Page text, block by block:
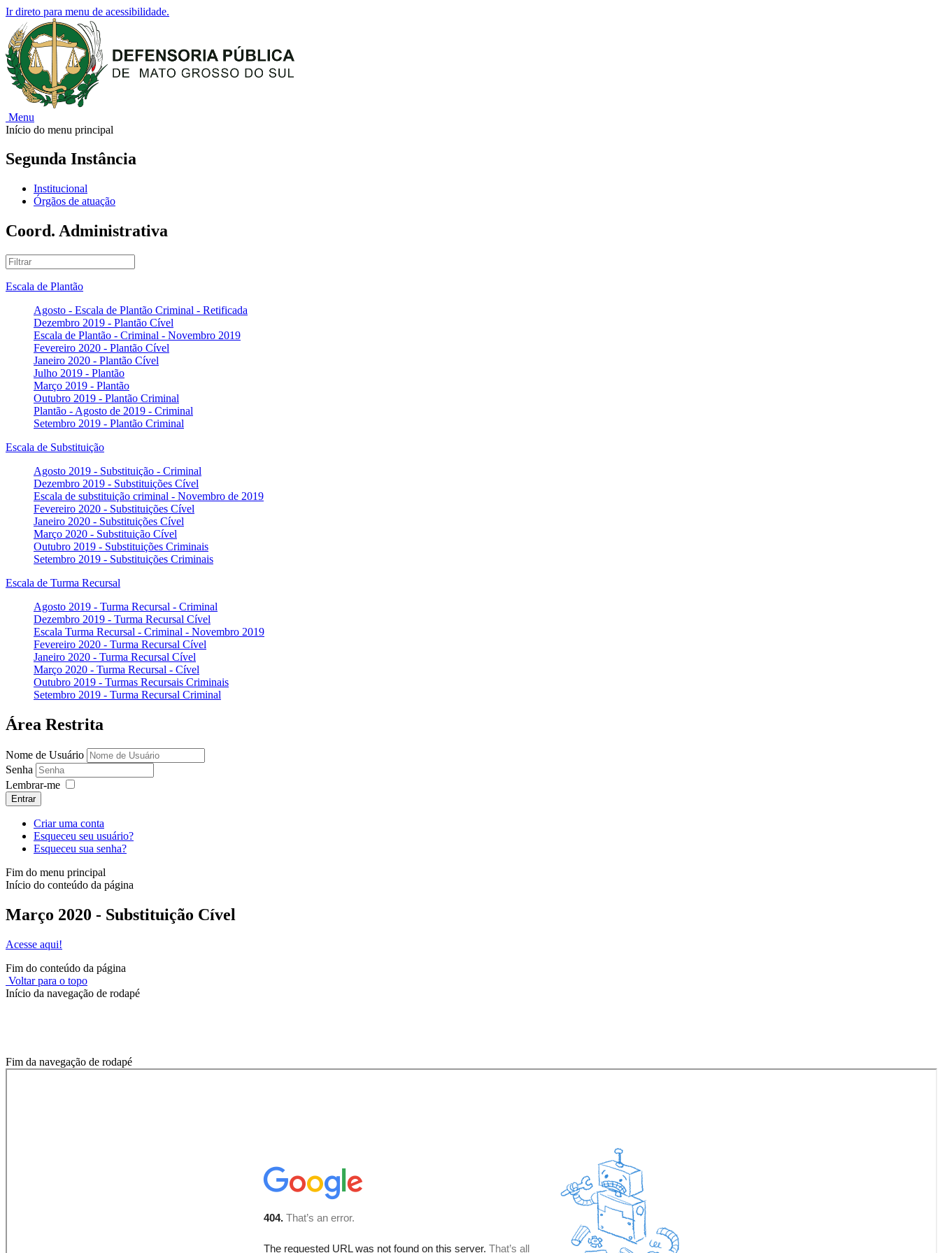
Ir direto para menu de acessibilidade.
Menu
Início do menu principal
Segunda Instância
Institucional
Órgãos de atuação
Coord. Administrativa
Escala de Plantão
Agosto - Escala de Plantão Criminal - Retificada
Dezembro 2019 - Plantão Cível
Escala de Plantão - Criminal - Novembro 2019
Fevereiro 2020 - Plantão Cível
Janeiro 2020 - Plantão Cível
Julho 2019 - Plantão
Março 2019 - Plantão
Outubro 2019 - Plantão Criminal
Plantão - Agosto de 2019 - Criminal
Setembro 2019 - Plantão Criminal
Escala de Substituição
Agosto 2019 - Substituição - Criminal
Dezembro 2019 - Substituições Cível
Escala de substituição criminal - Novembro de 2019
Fevereiro 2020 - Substituições Cível
Janeiro 2020 - Substituições Cível
Março 2020 - Substituição Cível
Outubro 2019 - Substituições Criminais
Setembro 2019 - Substituições Criminais
Escala de Turma Recursal
Agosto 2019 - Turma Recursal - Criminal
Dezembro 2019 - Turma Recursal Cível
Escala Turma Recursal - Criminal - Novembro 2019
Fevereiro 2020 - Turma Recursal Cível
Janeiro 2020 - Turma Recursal Cível
Março 2020 - Turma Recursal - Cível
Outubro 2019 - Turmas Recursais Criminais
Setembro 2019 - Turma Recursal Criminal
Área Restrita
Nome de Usuário
Senha
Lembrar-me
Entrar
Criar uma conta
Esqueceu seu usuário?
Esqueceu sua senha?
Fim do menu principal
Início do conteúdo da página
Março 2020 - Substituição Cível
Acesse aqui!
Fim do conteúdo da página
Voltar para o topo
Início da navegação de rodapé
Fim da navegação de rodapé